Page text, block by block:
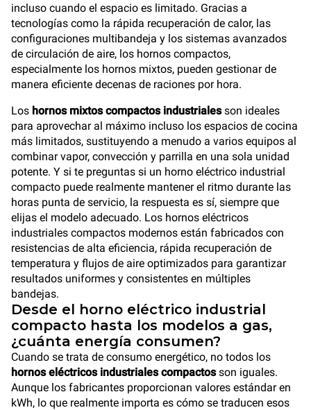
incluso cuando el espacio es limitado. Gracias a
tecnologías como la rápida recuperación de calor, las
configuraciones multibandeja y los sistemas avanzados
de circulación de aire, los hornos compactos,
especialmente los hornos mixtos, pueden gestionar de
manera eficiente decenas de raciones por hora.
Los hornos mixtos compactos industrialesson ideales
para aprovechar al máximo incluso los espacios de cocina
más limitados, sustituyendo a menudo a varios equipos al
combinar vapor, convección y parrilla en una sola unidad
potente. Y si te preguntas si un horno eléctrico industrial
compacto puede realmente mantener el ritmo durante las
horas punta de servicio, la respuesta es sí, siempre que
elijas el modelo adecuado. Los hornos eléctricos
industriales compactos modernos están fabricados con
resistencias de alta eficiencia, rápida recuperación de
temperatura y flujos de aire optimizados para garantizar
resultados uniformes y consistentes en múltiples
bandejas.
Desde el horno eléctrico industrial
compacto hasta los modelos a gas,
¿cuánta energía consumen?
Cuando se trata de consumo energético, no todos los
hornos eléctricos industriales compactosson iguales.
Aunque los fabricantes proporcionan valores estándar en
kWh, lo que realmente importa es cómo se traducen esos